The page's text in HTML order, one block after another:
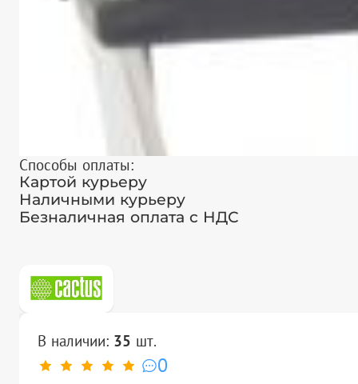
Способы оплаты:
Картой курьеру
Наличными курьеру
Безналичная оплата с НДС
В наличии: 35 шт.
0